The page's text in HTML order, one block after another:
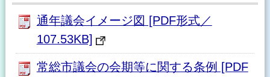
通年議会イメージ図 [PDF形式／
107.53KB]
常総市議会の会期等に関する条例 [PDF